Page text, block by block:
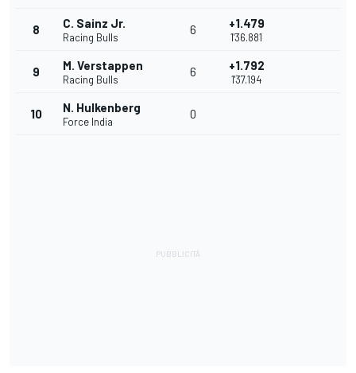
8 C. Sainz Jr.
Racing Bulls
6 +1.479
1'36.881
9 M. Verstappen
Racing Bulls
6 +1.792
1'37.194
10 N. Hulkenberg
Force India
0